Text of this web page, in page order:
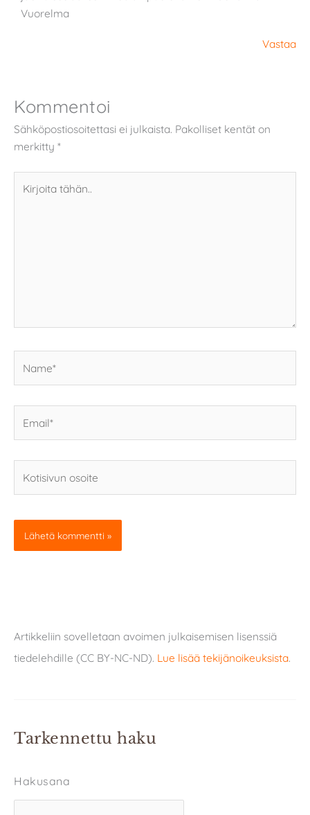
Vuorelma
Vastaa
Kommentoi
Sähköpostiosoitettasi ei julkaista. Pakolliset kentät on
merkitty *
tähän..
osoite
Artikkeliin sovelletaan avoimen julkaisemisen lisenssiä
tiedelehdille (CC BY-NC-ND). Lue lisää tekijänoikeuksista.
Tarkennettu haku
Hakusana